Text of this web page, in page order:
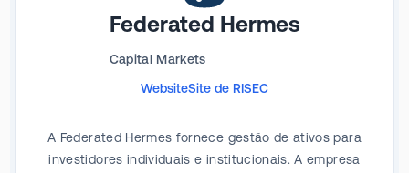
Federated Hermes
Capital Markets
WebsiteSite de RISEC
A Federated Hermes fornece gestão de ativos para
investidores individuais e institucionais. A empresa